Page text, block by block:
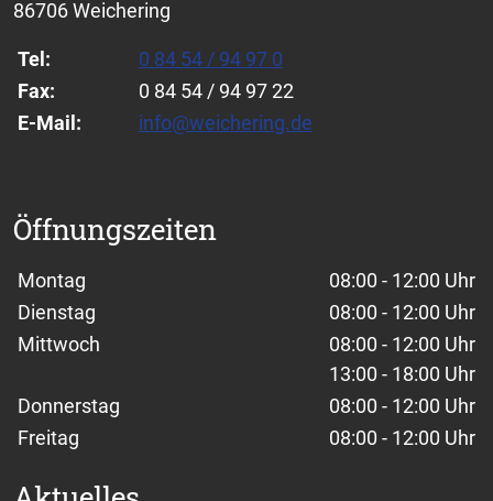
86706 Weichering
Tel:
0 84 54 / 94 97 0
Fax:
0 84 54 / 94 97 22
E-Mail:
info@weichering.de
Öffnungszeiten
Wochentage / Monate
Öffnungszeiten / Hinweise
Montag
08:00 - 12:00 Uhr
Dienstag
08:00 - 12:00 Uhr
Mittwoch
08:00 - 12:00 Uhr
13:00 - 18:00 Uhr
Donnerstag
08:00 - 12:00 Uhr
Freitag
08:00 - 12:00 Uhr